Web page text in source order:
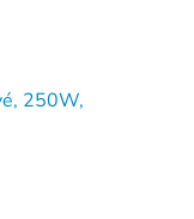
250W,